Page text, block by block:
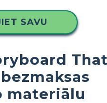
SAVU
materiālu